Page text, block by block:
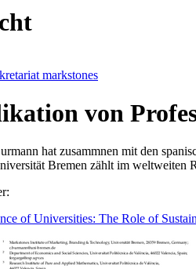
markstones
von
hat zusammnen mit den
Bremen zählt im weltweiten
of Universities: The Role of